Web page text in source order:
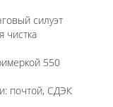
силуэт
чистка
550
почтой, СДЭК